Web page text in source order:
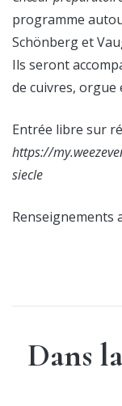
programme
Schönberg et
Ils seront
de cuivres, orgue
Entrée libre sur
https://
siecle
Renseignements
Dans